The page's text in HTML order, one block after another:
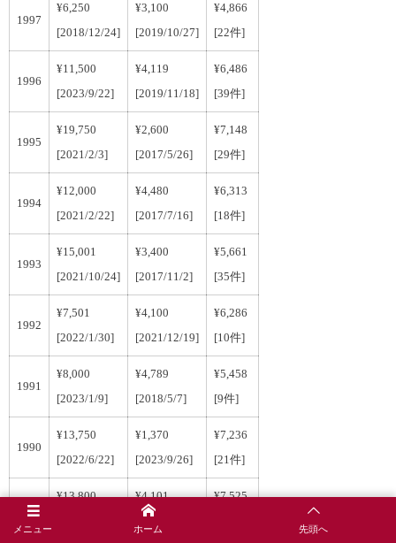
1997
¥6,250
[2018/12/24]
¥3,100
[2019/10/27]
¥4,866
[22件]
1996
¥11,500
[2023/9/22]
¥4,119
[2019/11/18]
¥6,486
[39件]
1995
¥19,750
[2021/2/3]
¥2,600
[2017/5/26]
¥7,148
[29件]
1994
¥12,000
[2021/2/22]
¥4,480
[2017/7/16]
¥6,313
[18件]
1993
¥15,001
[2021/10/24]
¥3,400
[2017/11/2]
¥5,661
[35件]
1992
¥7,501
[2022/1/30]
¥4,100
[2021/12/19]
¥6,286
[10件]
1991
¥8,000
[2023/1/9]
¥4,789
[2018/5/7]
¥5,458
[9件]
1990
¥13,750
[2022/6/22]
¥1,370
[2023/9/26]
¥7,236
[21件]
1989
¥13,800
¥4,101
[2015/5/28]
¥7,525
メニュー ホーム 先頭へ